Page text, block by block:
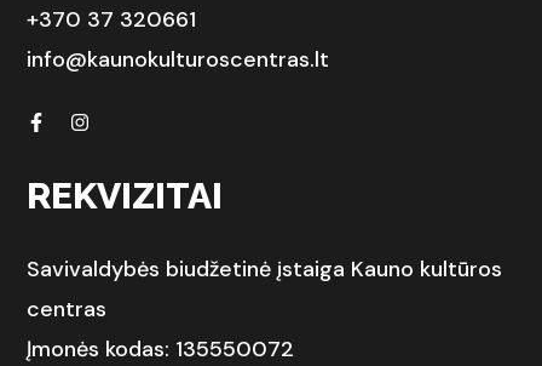
+370 37 320661
info@kaunokulturoscentras.lt
REKVIZITAI
Savivaldybės biudžetinė įstaiga Kauno kultūros
centras
Įmonės kodas: 135550072